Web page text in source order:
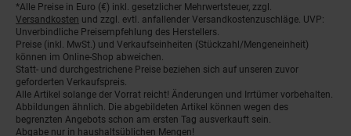
Fußnoten
*Alle Preise in Euro (€) inkl. gesetzlicher Mehrwertsteuer, zzgl.
Versandkosten und zzgl. evtl. anfallender Versandkostenzuschläge. UVP:
Unverbindliche Preisempfehlung des Herstellers.
Preise (inkl. MwSt.) und Verkaufseinheiten (Stückzahl/Mengeneinheit)
können im Online-Shop abweichen.
Statt- und durchgestrichene Preise beziehen sich auf unseren zuvor
geforderten Verkaufspreis.
Alle Artikel solange der Vorrat reicht! Änderungen und Irrtümer vorbehalten.
Abbildungen ähnlich. Die abgebildeten Artikel können wegen des
begrenzten Angebots schon am ersten Tag ausverkauft sein.
Abgabe nur in haushaltsüblichen Mengen!